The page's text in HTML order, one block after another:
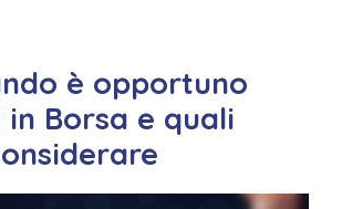
è opportuno
Borsa e quali